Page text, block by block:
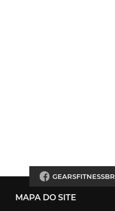
GEARSFITNESSBR
MAPA DO SITE